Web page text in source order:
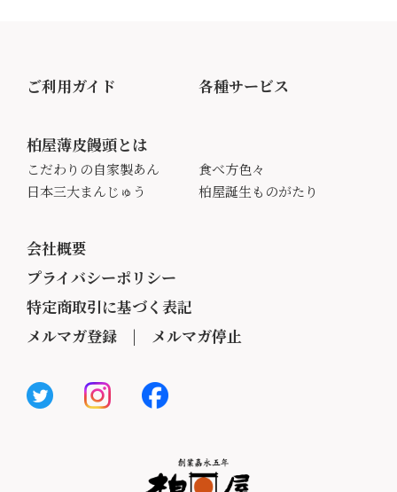
ご利用ガイド 各種サービス
柏屋薄皮饅頭とは
こだわりの自家製あん
日本三大まんじゅう
食べ方色々
柏屋誕生ものがたり
会社概要
プライバシーポリシー
特定商取引に基づく表記
メルマガ登録 | メルマガ停止